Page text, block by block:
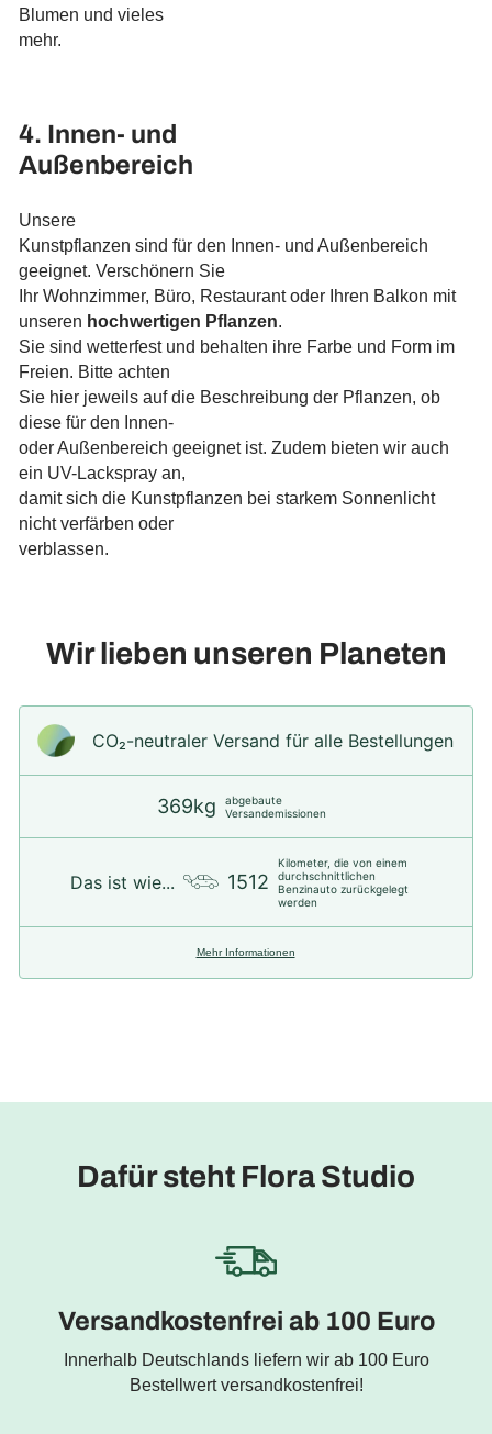
Blumen und vieles
mehr.
4. Innen- und
Außenbereich
Unsere
Kunstpflanzen sind für den Innen- und Außenbereich
geeignet. Verschönern Sie
Ihr Wohnzimmer, Büro, Restaurant oder Ihren Balkon mit
unseren hochwertigen Pflanzen.
Sie sind wetterfest und behalten ihre Farbe und Form im
Freien. Bitte achten
Sie hier jeweils auf die Beschreibung der Pflanzen, ob
diese für den Innen-
oder Außenbereich geeignet ist. Zudem bieten wir auch
ein UV-Lackspray an,
damit sich die Kunstpflanzen bei starkem Sonnenlicht
nicht verfärben oder
verblassen.
Wir lieben unseren Planeten
CO₂-neu­t­raler Versand für alle Bestellungen
369kg
abgebaute
Versandemissionen
Das ist wie... 1512
Kilometer, die von einem
durchschnittlichen
Benzinauto zurückgelegt
werden
Mehr Informationen
Dafür steht Flora Studio
Versandkostenfrei ab 100 Euro
Innerhalb Deutschlands liefern wir ab 100 Euro
Bestellwert versandkostenfrei!